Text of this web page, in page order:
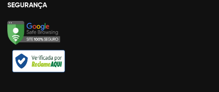
SEGURANÇA